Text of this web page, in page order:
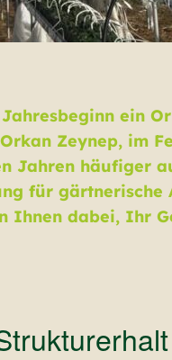
ein
Zeynep, im
Jahren häufiger
für gärtnerische
Ihnen dabei, Ihr